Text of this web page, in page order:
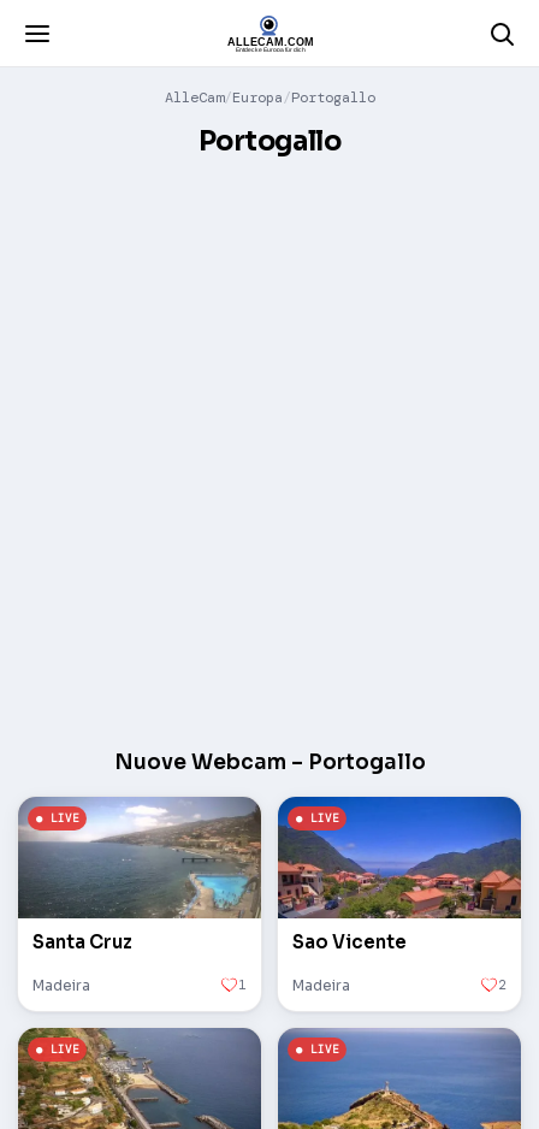
AlleCam Europa Portogallo
Portogallo
Nuove Webcam – Portogallo
Santa Cruz
Madeira 1
Sao Vicente
Madeira 2